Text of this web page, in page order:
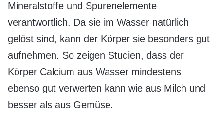
Mineralstoffe und Spurenelemente
verantwortlich. Da sie im Wasser natürlich
gelöst sind, kann der Körper sie besonders gut
aufnehmen. So zeigen Studien, dass der
Körper Calcium aus Wasser mindestens
ebenso gut verwerten kann wie aus Milch und
besser als aus Gemüse.